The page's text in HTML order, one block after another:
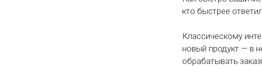
кто быстрее
Классическому
новый продукт — в
обрабатывать